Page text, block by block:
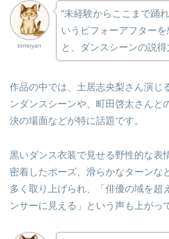
tomoyan
“未経験からここまで踊
いうビフォーアフター
と、ダンスシーンの説得
作品の中では、土居志央梨さん演じ
ンダンスシーンや、町田啓太さんと
決の場面などが特に話題です。
黒いダンス衣装で見せる野性的な表
密着したポーズ、滑らかなターンな
多く取り上げられ、「俳優の域を超
ンサーに見える」という声も上がっ